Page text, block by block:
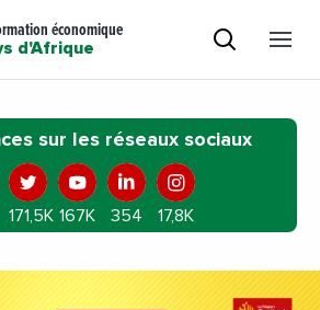
économique
d'Afrique
sur les réseaux sociaux
171,5K 167K 354 17,8K